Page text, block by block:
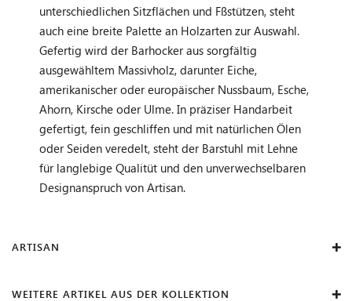
unterschiedlichen Sitzflächen und Fßstützen, steht
auch eine breite Palette an Holzarten zur Auswahl.
Gefertig wird der Barhocker aus sorgfältig
ausgewähltem Massivholz, darunter Eiche,
amerikanischer oder europäischer Nussbaum, Esche,
Ahorn, Kirsche oder Ulme. In präziser Handarbeit
gefertigt, fein geschliffen und mit natürlichen Ölen
oder Seiden veredelt, steht der Barstuhl mit Lehne
für langlebige Qualitüt und den unverwechselbaren
Designanspruch von Artisan.
ARTISAN
WEITERE ARTIKEL AUS DER KOLLEKTION